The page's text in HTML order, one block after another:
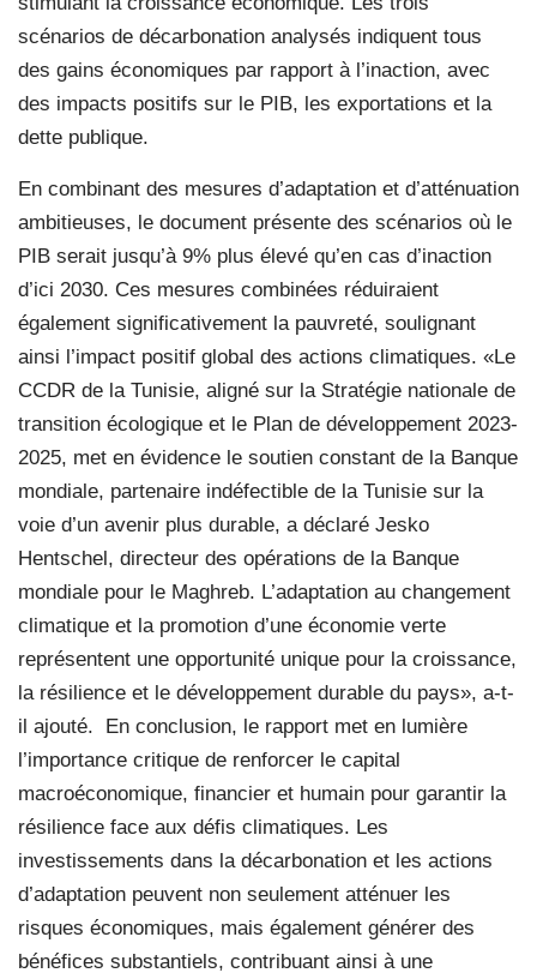
scénarios de décarbonation analysés indiquent tous
des gains économiques par rapport à l’inaction, avec
des impacts positifs sur le PIB, les exportations et la
dette publique.
En combinant des mesures d’adaptation et d’atténuation
ambitieuses, le document présente des scénarios où le
PIB serait jusqu’à 9% plus élevé qu’en cas d’inaction
d’ici 2030. Ces mesures combinées réduiraient
également significativement la pauvreté, soulignant
ainsi l’impact positif global des actions climatiques. «Le
CCDR de la Tunisie, aligné sur la Stratégie nationale de
transition écologique et le Plan de développement 2023-
2025, met en évidence le soutien constant de la Banque
mondiale, partenaire indéfectible de la Tunisie sur la
voie d’un avenir plus durable, a déclaré Jesko
Hentschel, directeur des opérations de la Banque
mondiale pour le Maghreb. L’adaptation au changement
climatique et la promotion d’une économie verte
représentent une opportunité unique pour la croissance,
la résilience et le développement durable du pays», a-t-
il ajouté.
En conclusion, le rapport met en lumière
l’importance critique de renforcer le capital
macroéconomique, financier et humain pour garantir la
résilience face aux défis climatiques. Les
investissements dans la décarbonation et les actions
d’adaptation peuvent non seulement atténuer les
risques économiques, mais également générer des
bénéfices substantiels, contribuant ainsi à une